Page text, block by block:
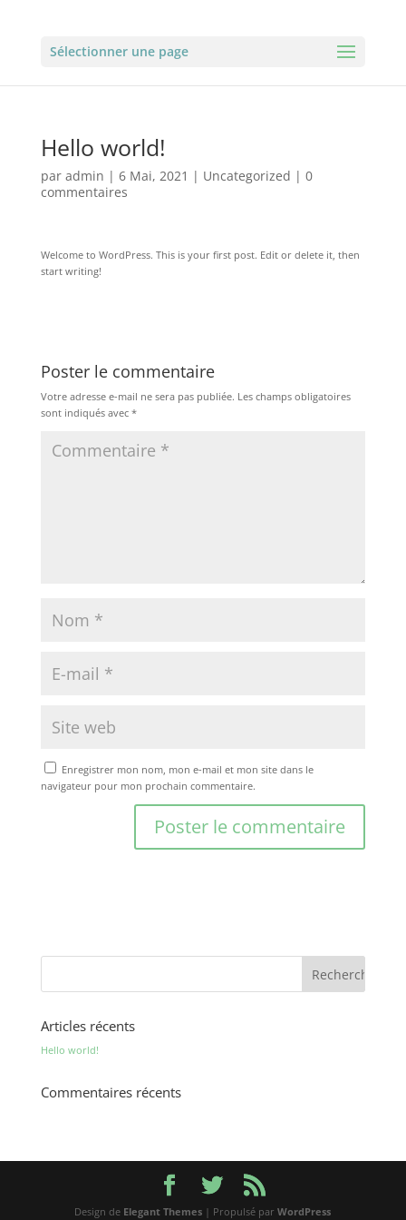
Sélectionner une page
Hello world!
par admin | 6 Mai, 2021 | Uncategorized | 0
commentaires
Welcome to WordPress. This is your first post. Edit or delete it, then
start writing!
Poster le commentaire
Votre adresse e-mail ne sera pas publiée. Les champs obligatoires
sont indiqués avec *
Enregistrer mon nom, mon e-mail et mon site dans le
navigateur pour mon prochain commentaire.
Articles récents
Hello world!
Commentaires récents
Design de Elegant Themes | Propulsé parWordPress